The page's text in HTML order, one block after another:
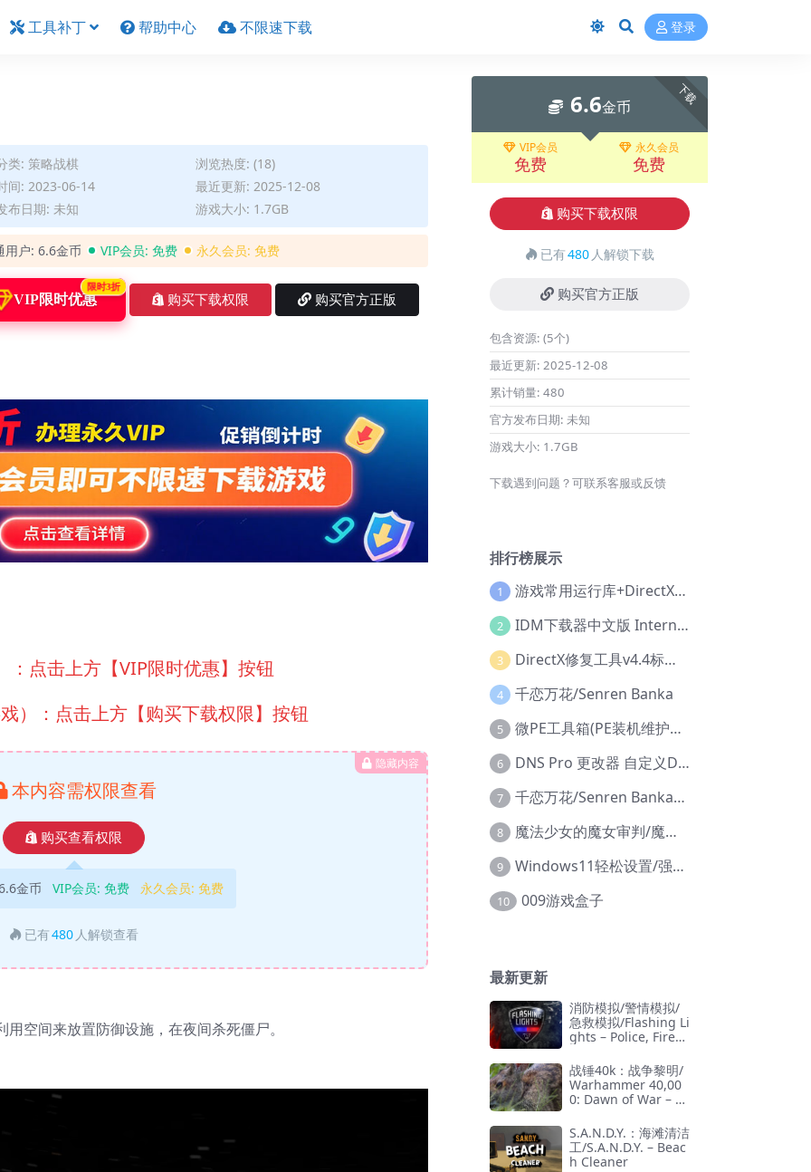
工具补丁 帮助中心 不限速下载 登录
类: 策略战棋
浏览热度: (18)
间: 2023-06-14
最近更新: 2025-12-08
布日期: 未知
游戏大小: 1.7GB
用户: 6.6金币 VIP会员: 免费 永久会员: 免费
VIP限时优惠
限时3折
购买下载权限 购买官方正版
点击上方【VIP限时优惠】按钮
）：点击上方【购买下载权限】按钮
隐藏内容
本内容需权限查看
购买查看权限
金币 VIP会员: 免费 永久会员: 免费
已有480 人解锁查看
空间来放置防御设施，在夜间杀死僵尸。
下载
6.6金币
VIP会员
免费
永久会员
免费
购买下载权限
已有480 人解锁下载
购买官方正版
包含资源: (5个)
最近更新: 2025-12-08
累计销量: 480
官方发布日期: 未知
游戏大小: 1.7GB
下载遇到问题？可联系客服或反馈
排行榜展示
1 游戏常用运行库+DirectX修复增强版
2 IDM下载器中文版 Internet Download Manager v6.42.36 IDM
3 DirectX修复工具v4.4标准版+增强版+在线修复版
4 千恋万花/Senren Banka
5 微PE工具箱(PE装机维护工具) v2.3官方正式版
6 DNS Pro 更改器 自定义DNS修改
7 千恋万花/Senren Banka/安卓版
8 魔法少女的魔女审判/魔法少女ノ魔女裁判
9 Windows11轻松设置/强力禁止WD等/兼容Win10
10 009游戏盒子
最新更新
消防模拟/警情模拟/
急救模拟/Flashing Li
ghts – Police, Firefi
Services Simulator
战锤40k：战争黎明/
Warhammer 40,00
0: Dawn of War – D
S.A.N.D.Y.：海滩清洁
工/S.A.N.D.Y. – Beac
h Cleaner